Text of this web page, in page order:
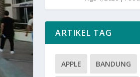
ARTIKEL TAG
APPLE BANDUNG